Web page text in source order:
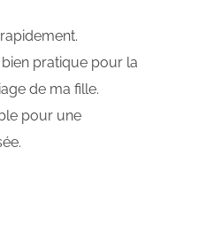
pratique pour la
de ma fille.
pour une